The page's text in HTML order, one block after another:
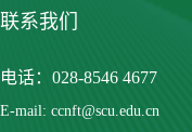
联系我们
电话：028-8546 4677
E-mail: ccnft@scu.edu.cn